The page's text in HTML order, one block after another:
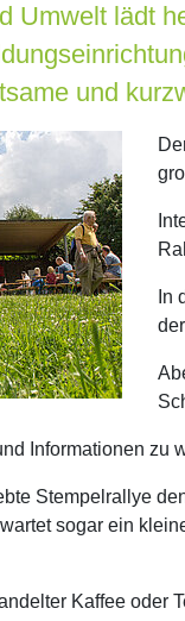
Umwelt lädt
und
In
Informationen zu
Stempelrallye
sogar ein
Kaffee oder